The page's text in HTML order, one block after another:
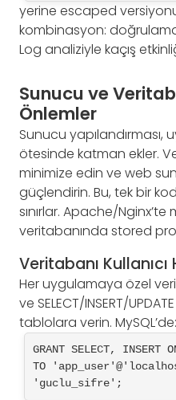
yerine escaped
kombinasyon:
Log analiziyle kaçış
Sunucu ve
Önlemler
Sunucu
ötesinde katman ekler.
minimize edin ve web
güçlendirin. Bu, tek bir
sınırlar. Apache/
veritabanında stored
Veritabanı Kullanıcı
Her uygulamaya özel
ve SELECT/INSERT/
tablolara verin. MySQL’de:
GRANT SELECT,
TO
'guclu_sifre';